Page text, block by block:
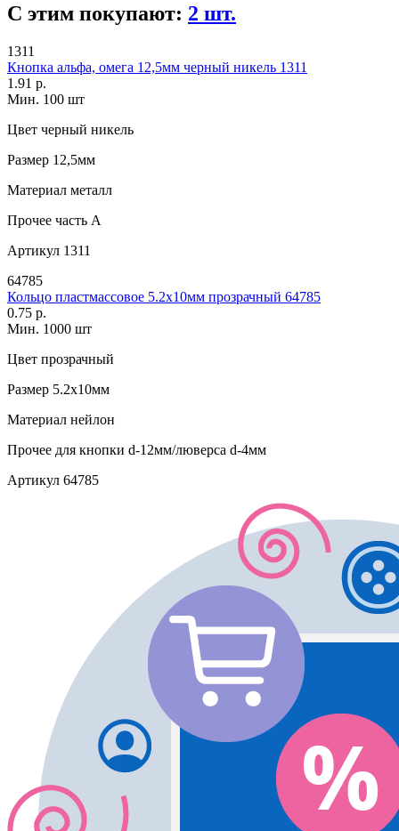
С этим покупают: 2 шт.
1311
Кнопка альфа, омега 12,5мм черный никель 1311
1.91 р.
Мин. 100 шт
Цвет черный никель
Размер 12,5мм
Материал металл
Прочее часть A
Артикул 1311
64785
Кольцо пластмассовое 5.2х10мм прозрачный 64785
0.75 р.
Мин. 1000 шт
Цвет прозрачный
Размер 5.2х10мм
Материал нейлон
Прочее для кнопки d-12мм/люверса d-4мм
Артикул 64785